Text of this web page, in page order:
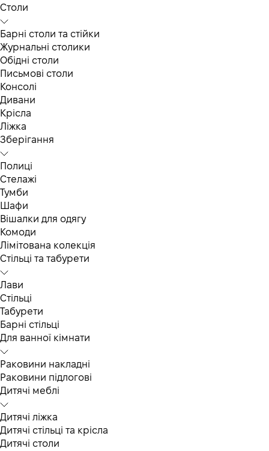
Столи
Барні столи та стійки
Журнальні столики
Обідні столи
Письмові столи
Консолі
Дивани
Крісла
Ліжка
Зберігання
Полиці
Стелажі
Тумби
Шафи
Вішалки для одягу
Комоди
Лімітована колекція
Стільці та табурети
Лави
Стільці
Табурети
Барні стільці
Для ванної кімнати
Раковини накладні
Раковини підлогові
Дитячі меблі
Дитячі ліжка
Дитячі стільці та крісла
Дитячі столи